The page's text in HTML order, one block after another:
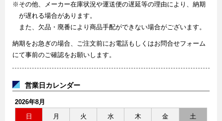
※その他、メーカー在庫状況や運送便の遅延等の理由により、納期
が遅れる場合があります。
また、欠品・廃番により商品手配ができない場合がございます。
納期をお急ぎの場合、ご注文前にお電話もしくはお問合せフォーム
にて事前のご確認をお願いします。
営業日カレンダー
2026年8月
日
月 火 水 木 金 土